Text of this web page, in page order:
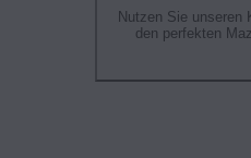
Nutzen Sie unseren
den perfekten